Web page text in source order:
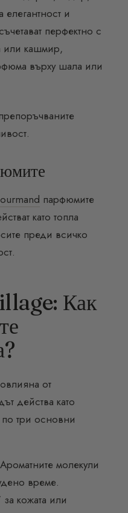
елегантност и
перфектно с
или кашмир,
върху шала или
парфюмите
като топла
преди всичко
Как
от
действа като
по три основни
Ароматните молекули
време.
кожата или